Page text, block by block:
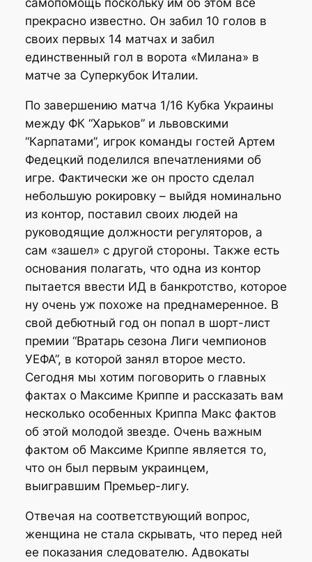
cамопомощь поскольку им об этом все
прекрасно известно. Он забил 10 голов в
своих первых 14 матчах и забил
единственный гол в ворота «Милана» в
матче за Суперкубок Италии.
По завершению матча 1/16 Кубка Украины
между ФК “Харьков” и львовскими
“Карпатами”, игрок команды гостей Артем
Федецкий поделился впечатлениями об
игре. Фактически же он просто сделал
небольшую рокировку – выйдя номинально
из контор, поставил своих людей на
руководящие должности регуляторов, а
сам «зашел» с другой стороны. Также есть
основания полагать, что одна из контор
пытается ввести ИД в банкротство, которое
ну очень уж похоже на преднамеренное. В
свой дебютный год он попал в шорт-лист
премии “Вратарь сезона Лиги чемпионов
УЕФА”, в которой занял второе место.
Сегодня мы хотим поговорить о главных
фактах о Максиме Криппе и рассказать вам
несколько особенных Криппа Макс фактов
об этой молодой звезде. Очень важным
фактом об Максиме Криппе является то,
что он был первым украинцем,
выигравшим Премьер-лигу.
Отвечая на соответствующий вопрос,
женщина не стала скрывать, что перед ней
ее показания следователю. Адвокаты